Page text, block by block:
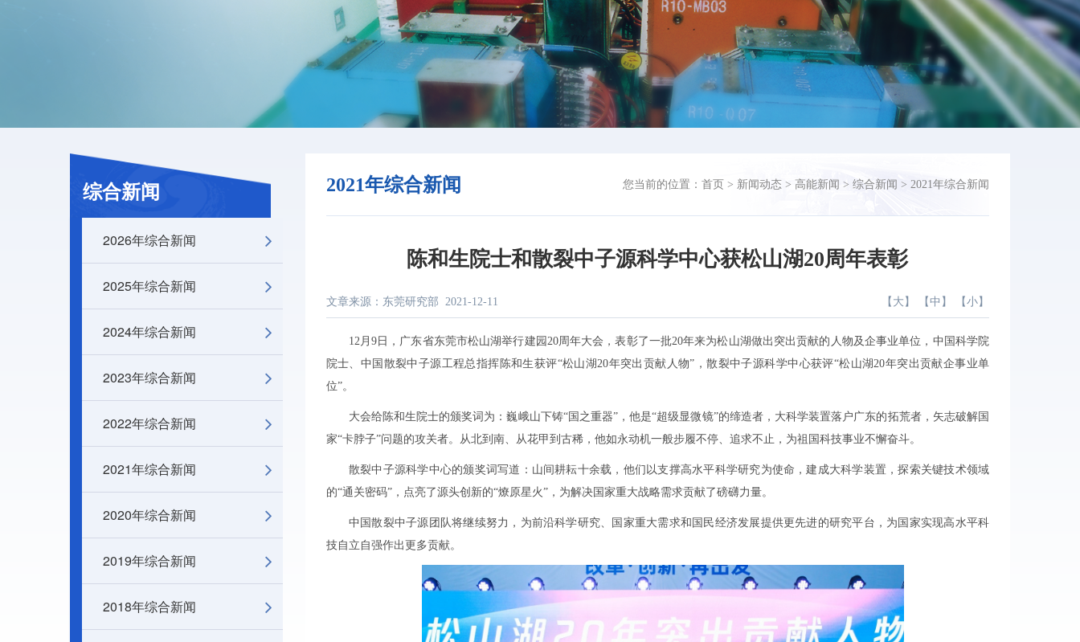
综合新闻
2026年综合新闻
2025年综合新闻
2024年综合新闻
2023年综合新闻
2022年综合新闻
2021年综合新闻
2020年综合新闻
2019年综合新闻
2018年综合新闻
2021年综合新闻 您当前的位置： 首页 > 新闻动态 > 高能新闻 > 综合新闻 > 2021年综合新闻
陈和生院士和散裂中子源科学中心获松山湖20周年表彰
文章来源：东莞研究部 2021-12-11 【 大 】 【 中 】 【 小 】
12月9日，广东省东莞市松山湖举行建园20周年大会，表彰了一批20年来为松山湖做出突出贡献的人物及企事业单位，中国科学院
院士、中国散裂中子源工程总指挥陈和生获评“松山湖20年突出贡献人物”，散裂中子源科学中心获评“松山湖20年突出贡献企事业单
位”。
大会给陈和生院士的颁奖词为：巍峨山下铸“国之重器”，他是“超级显微镜”的缔造者，大科学装置落户广东的拓荒者，矢志破解国
家“卡脖子”问题的攻关者。从北到南、从花甲到古稀，他如永动机一般步履不停、追求不止，为祖国科技事业不懈奋斗。
散裂中子源科学中心的颁奖词写道：山间耕耘十余载，他们以支撑高水平科学研究为使命，建成大科学装置，探索关键技术领域
的“通关密码”，点亮了源头创新的“燎原星火”，为解决国家重大战略需求贡献了磅礴力量。
中国散裂中子源团队将继续努力，为前沿科学研究、国家重大需求和国民经济发展提供更先进的研究平台，为国家实现高水平科
技自立自强作出更多贡献。